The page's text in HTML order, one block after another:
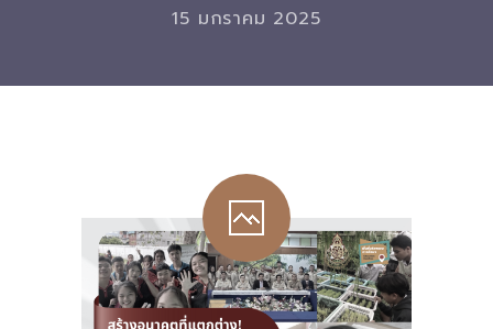
---- พ.ร.ฎ. ขยายเวลาใช้บังคับ พ.ร.บ.พื้นที่นวัตกรรมการ
ศึกษา พ.ศ. 252 พ.ศ. 2569
---- รายงานการประเมินผลสัมฤทธิ์ พ.ร.บ.พื้นที่นวัตกรรม
การศึกษา พ.ศ. 2562
---- รับฟังความคิดเห็นร่าง พ.ร.ฎ. ฯ
15 มกราคม 2025